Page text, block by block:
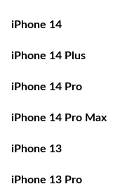
iPhone 14
iPhone 14 Plus
iPhone 14 Pro
iPhone 14 Pro Max
iPhone 13
iPhone 13 Pro